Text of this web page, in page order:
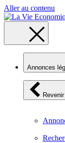
Aller au contenu
Annonces
Revenir